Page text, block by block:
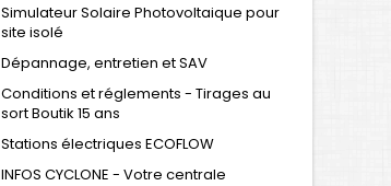
Simulateur Solaire Photovoltaique pour
site isolé
Dépannage, entretien et SAV
Conditions et réglements - Tirages au
sort Boutik 15 ans
Stations électriques ECOFLOW
INFOS CYCLONE - Votre centrale